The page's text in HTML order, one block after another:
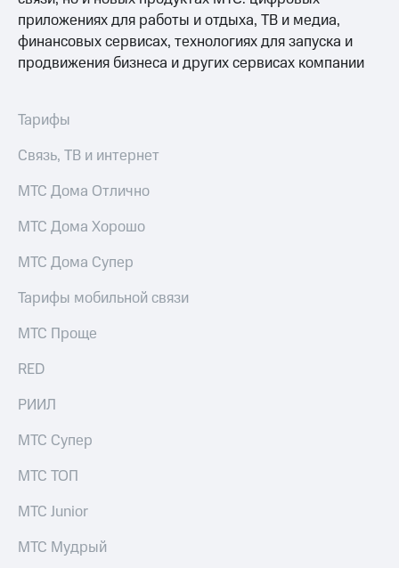
приложениях для работы и отдыха, ТВ и медиа,
финансовых сервисах, технологиях для запуска и
продвижения бизнеса и других сервисах компании
Тарифы
Связь, ТВ и интернет
МТС Дома Отлично
МТС Дома Хорошо
МТС Дома Супер
Тарифы мобильной связи
МТС Проще
RED
РИИЛ
МТС Супер
МТС ТОП
МТС Junior
МТС Мудрый